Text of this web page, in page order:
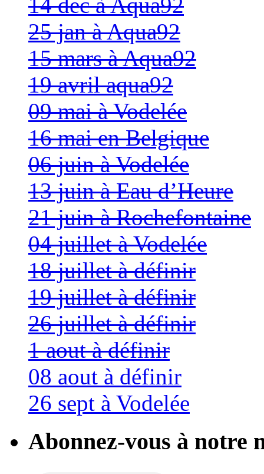
14 dec à Aqua92
25 jan à Aqua92
15 mars à Aqua92
19 avril aqua92
09 mai à Vodelée
16 mai en Belgique
06 juin à Vodelée
13 juin à Eau d’Heure
21 juin à Rochefontaine
04 juillet à Vodelée
18 juillet à définir
19 juillet à définir
26 juillet à définir
1 aout à définir
08 aout à définir
26 sept à Vodelée
Abonnez-vous à notre